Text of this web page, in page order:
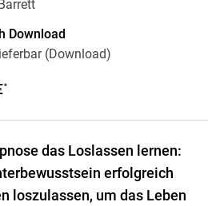
Download
(Download)
*
das Loslassen lernen:
erfolgreich
loszulassen, um das Leben